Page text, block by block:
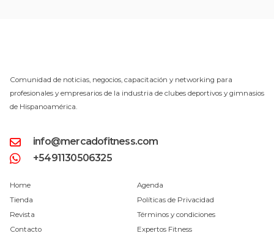
Comunidad de noticias, negocios, capacitación y networking para
profesionales y empresarios de la industria de clubes deportivos y gimnasios
de Hispanoamérica.
info@mercadofitness.com
+5491130506325
Home
Tienda
Revista
Contacto
Agenda
Políticas de Privacidad
Términos y condiciones
Expertos Fitness